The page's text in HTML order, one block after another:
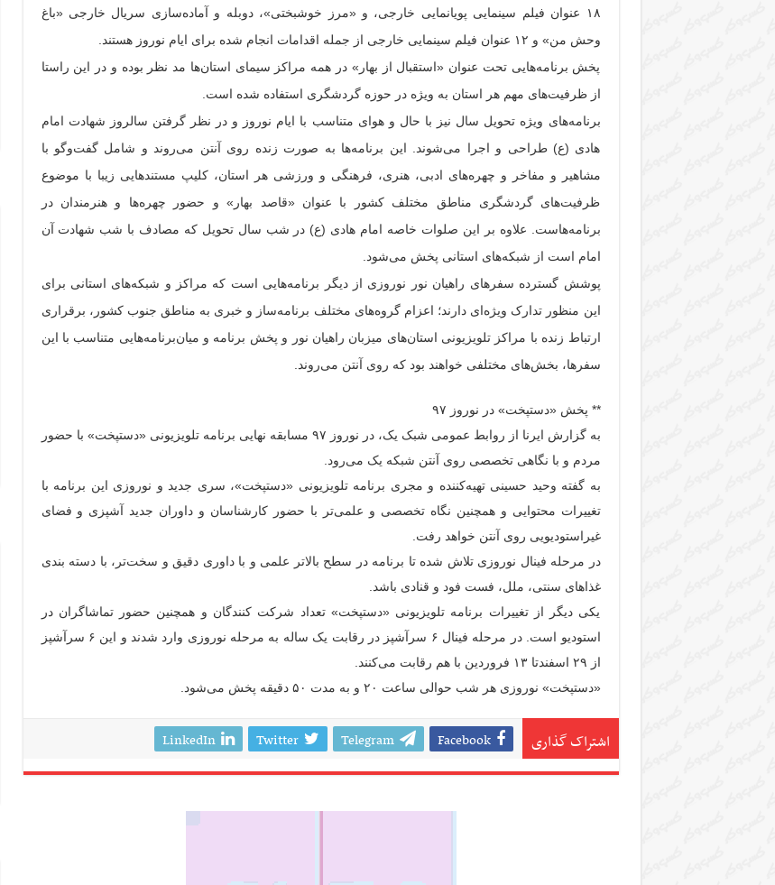
۱۸ عنوان فیلم سینمایی پویانمایی خارجی، و «مرز خوشبختی»، دوبله و آماده‌سازی سریال خارجی «باغ
وحش من» و ۱۲ عنوان فیلم سینمایی خارجی از جمله اقدامات انجام شده برای ایام نوروز هستند.
پخش برنامه‌هایی تحت عنوان «استقبال از بهار» در همه مراکز سیمای استان‌ها مد نظر بوده و در این راستا
از ظرفیت‌های مهم هر استان به ویژه در حوزه گردشگری استفاده شده است.
برنامه‌های ویژه تحویل سال نیز با حال و هوای متناسب با ایام نوروز و در نظر گرفتن سالروز شهادت امام
هادی (ع) طراحی و اجرا می‌شوند. این برنامه‌ها به صورت زنده روی آنتن می‌روند و شامل گفت‌وگو با
مشاهیر و مفاخر و چهره‌های ادبی، هنری، فرهنگی و ورزشی هر استان، کلیپ مستندهایی زیبا با موضوع
ظرفیت‌های گردشگری مناطق مختلف کشور با عنوان «قاصد بهار» و حضور چهره‌ها و هنرمندان در
برنامه‌هاست. علاوه بر این صلوات خاصه امام هادی (ع) در شب سال تحویل که مصادف با شب شهادت آن
امام است از شبکه‌های استانی پخش می‌شود.
پوشش گسترده سفرهای راهیان نور نوروزی از دیگر برنامه‌هایی است که مراکز و شبکه‌های استانی برای
این منظور تدارک ویژه‌ای دارند؛ اعزام گروه‌های مختلف برنامه‌ساز و خبری به مناطق جنوب کشور، برقراری
ارتباط زنده با مراکز تلویزیونی استان‌های میزبان راهیان نور و پخش برنامه و میان‌برنامه‌هایی متناسب با این
سفرها، بخش‌های مختلفی خواهند بود که روی آنتن می‌روند.
** پخش «دستپخت» در نوروز ۹۷
به گزارش ایرنا از روابط عمومی شبک یک، در نوروز ۹۷ مسابقه نهایی برنامه تلویزیونی «دستپخت» با حضور
مردم و با نگاهی تخصصی روی آنتن شبکه یک می‌رود.
به گفته وحید حسینی تهیه‌کننده و مجری برنامه تلویزیونی «دستپخت»، سری جدید و نوروزی این برنامه با
تغییرات محتوایی و همچنین نگاه تخصصی و علمی‌تر با حضور کارشناسان و داوران جدید آشپزی و فضای
غیراستودیویی روی آنتن خواهد رفت.
در مرحله فینال نوروزی تلاش شده تا برنامه در سطح بالاتر علمی و با داوری دقیق و سخت‌تر، با دسته بندی
غذاهای سنتی، ملل، فست فود و قنادی باشد.
یکی دیگر از تغییرات برنامه تلویزیونی «دستپخت» تعداد شرکت کنندگان و همچنین حضور تماشاگران در
استودیو است. در مرحله فینال ۶ سرآشپز در رقابت یک ساله به مرحله نوروزی وارد شدند و این ۶ سرآشپز
از ۲۹ اسفندتا ۱۳ فروردین با هم رقابت می‌کنند.
«دستپخت» نوروزی هر شب حوالی ساعت ۲۰ و به مدت ۵۰ دقیقه پخش می‌شود.
اشتراک گذاری Facebook
Telegram
Twitter
LinkedIn